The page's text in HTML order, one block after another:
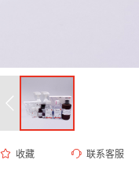
收藏 联系客服